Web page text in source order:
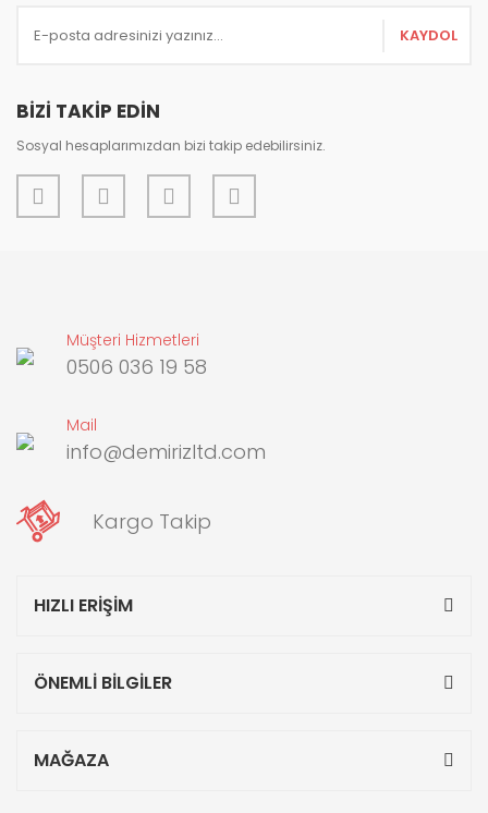
KAYDOL
BİZİ TAKİP EDİN
Sosyal hesaplarımızdan bizi takip edebilirsiniz.
Müşteri Hizmetleri
0506 036 19 58
Mail
info@demirizltd.com
Kargo Takip
HIZLI ERİŞİM
ÖNEMLİ BİLGİLER
MAĞAZA